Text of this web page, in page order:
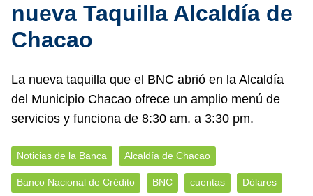
nueva Taquilla Alcaldía de
Chacao
La nueva taquilla que el BNC abrió en la Alcaldía
del Municipio Chacao ofrece un amplio menú de
servicios y funciona de 8:30 am. a 3:30 pm.
Noticias de la Banca Alcaldía de Chacao
Banco Nacional de Crédito BNC cuentas Dólares